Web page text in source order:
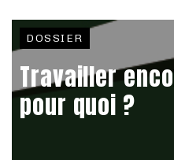
DOSSIER
Travailler
pour quoi ?